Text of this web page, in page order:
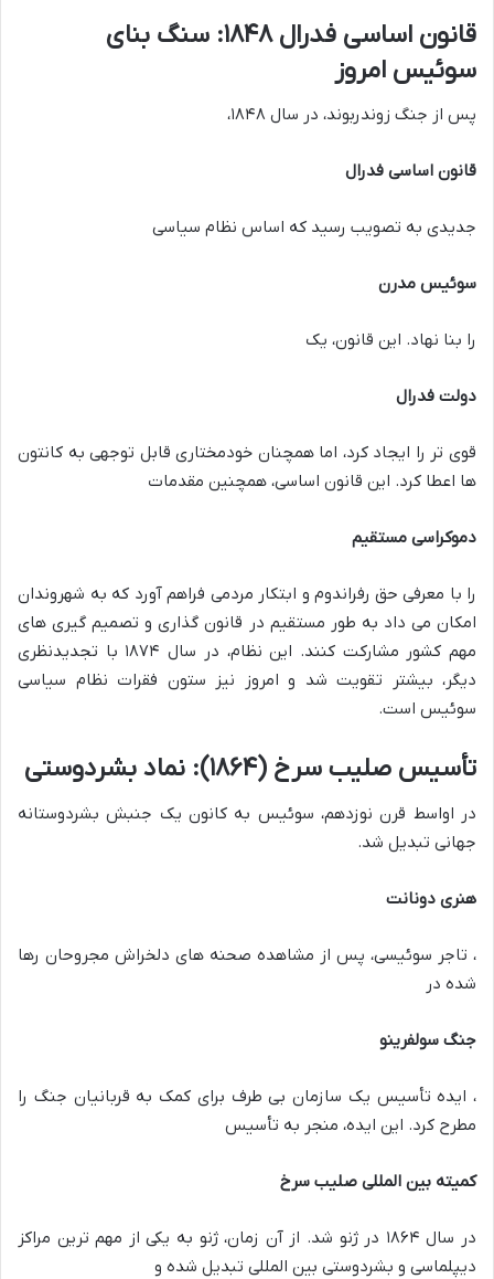
قانون اساسی فدرال ۱۸۴۸: سنگ بنای
سوئیس امروز
پس از جنگ زوندربوند، در سال ۱۸۴۸،
قانون اساسی فدرال
جدیدی به تصویب رسید که اساس نظام سیاسی
سوئیس مدرن
را بنا نهاد. این قانون، یک
دولت فدرال
قوی تر را ایجاد کرد، اما همچنان خودمختاری قابل توجهی به کانتون
ها اعطا کرد. این قانون اساسی، همچنین مقدمات
دموکراسی مستقیم
را با معرفی حق رفراندوم و ابتکار مردمی فراهم آورد که به شهروندان
امکان می داد به طور مستقیم در قانون گذاری و تصمیم گیری های
مهم کشور مشارکت کنند. این نظام، در سال ۱۸۷۴ با تجدیدنظری
دیگر، بیشتر تقویت شد و امروز نیز ستون فقرات نظام سیاسی
سوئیس است.
تأسیس صلیب سرخ (۱۸۶۴): نماد بشردوستی
در اواسط قرن نوزدهم، سوئیس به کانون یک جنبش بشردوستانه
جهانی تبدیل شد.
هنری دونانت
، تاجر سوئیسی، پس از مشاهده صحنه های دلخراش مجروحان رها
شده در
جنگ سولفرینو
، ایده تأسیس یک سازمان بی طرف برای کمک به قربانیان جنگ را
مطرح کرد. این ایده، منجر به تأسیس
کمیته بین المللی صلیب سرخ
در سال ۱۸۶۴ در ژنو شد. از آن زمان، ژنو به یکی از مهم ترین مراکز
دیپلماسی و بشردوستی بین المللی تبدیل شده و